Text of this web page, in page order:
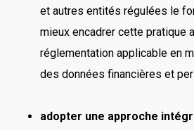
et autres entités régulées le
mieux encadrer cette pratique
réglementation applicable en
des données financières et
adopter une approche